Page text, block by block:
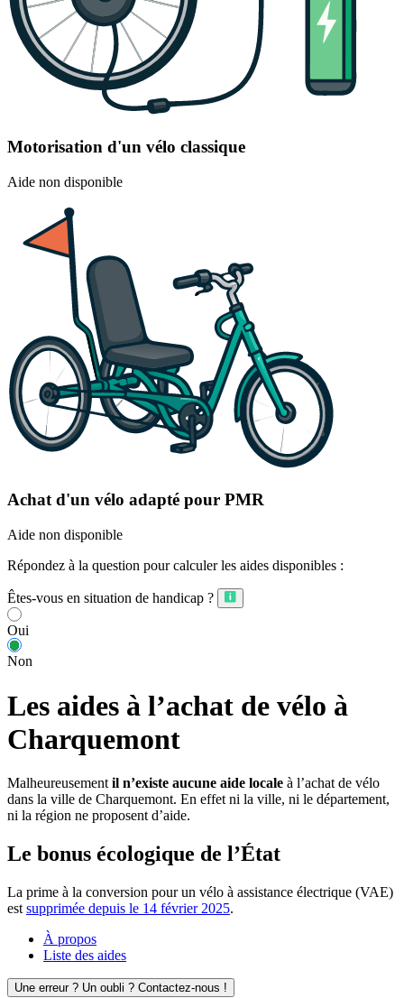
Motorisation d'un vélo classique
Aide non disponible
Achat d'un vélo adapté pour PMR
Aide non disponible
Répondez à la question pour calculer les aides disponibles :
Êtes-vous en situation de handicap ?
Oui
Non
Les aides à l’achat de vélo à
Charquemont
Malheureusement il n’existe aucune aide locale à l’achat de vélo
dans la ville de Charquemont. En effet ni la ville, ni le département,
ni la région ne proposent d’aide.
Le bonus écologique de l’État
La prime à la conversion pour un vélo à assistance électrique (VAE)
est supprimée depuis le 14 février 2025.
À propos
Liste des aides
Une erreur ? Un oubli ? Contactez-nous !